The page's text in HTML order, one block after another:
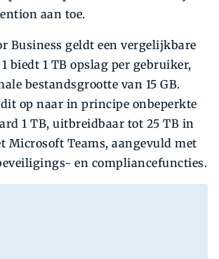
aan toe.
Business geldt een vergelijkbare
biedt 1 TB opslag per gebruiker,
bestandsgrootte van 15 GB.
op naar in principe onbeperkte
1 TB, uitbreidbaar tot 25 TB in
Microsoft Teams, aangevuld met
en compliancefuncties.